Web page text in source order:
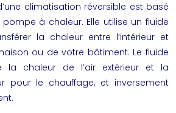
climatisation réversible est basé
à chaleur. Elle utilise un fluide
la chaleur entre l’intérieur et
ou de votre bâtiment. Le fluide
la chaleur de l’air extérieur et la
pour le chauffage, et inversement